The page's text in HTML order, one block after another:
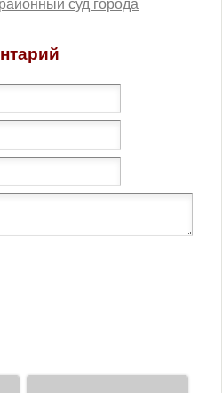
Москвы
Москвы
Москвы
Москвы
Москвы
Москвы
города Москвы
Москвы
Москвы
суд города